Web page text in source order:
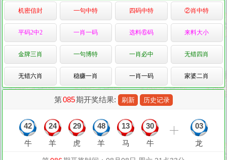
机密信封 一句中特 四码中特 ②肖中特
平码2中2 一肖一码 选料⑥码 来料大小
金牌三肖 一句博特 一肖必中 无错四肖
无错六肖 稳赚一肖 一肖一码 家婆二肖